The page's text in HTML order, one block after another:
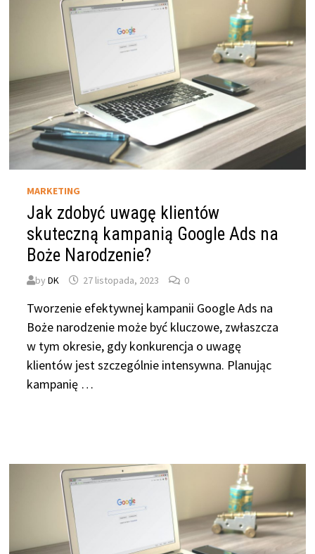
MARKETING
Jak zdobyć uwagę klientów
skuteczną kampanią Google Ads na
Boże Narodzenie?
byDK 27 listopada, 2023 0
Tworzenie efektywnej kampanii Google Ads na
Boże narodzenie może być kluczowe, zwłaszcza
w tym okresie, gdy konkurencja o uwagę
klientów jest szczególnie intensywna. Planując
kampanię …